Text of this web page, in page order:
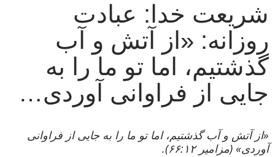
شریعت خدا: عبادت
روزانه: «از آتش و آب
گذشتیم، اما تو ما را به
جایی از فراوانی آوردی…
«از آتش و آب گذشتیم، اما تو ما را به جایی از فراوانی
آوردی» (مزامیر ۶۶:۱۲).